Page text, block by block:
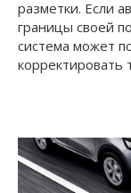
разметки. Если
границы своей
система может
корректировать